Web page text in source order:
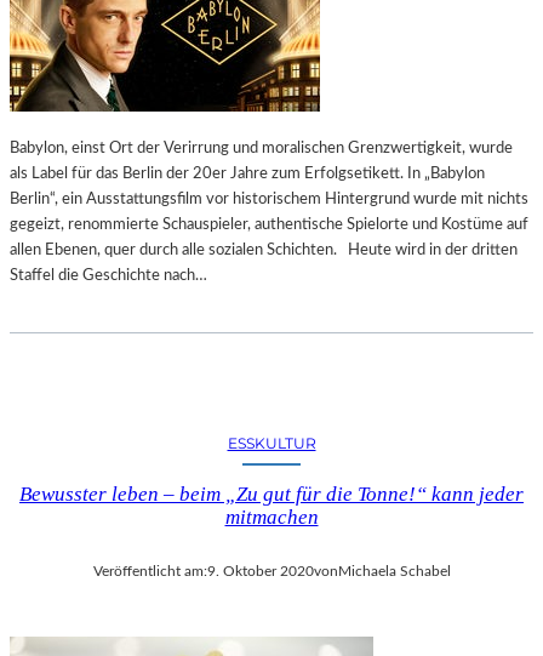
Babylon, einst Ort der Verirrung und moralischen Grenzwertigkeit, wurde
als Label für das Berlin der 20er Jahre zum Erfolgsetikett. In „Babylon
Berlin“, ein Ausstattungsfilm vor historischem Hintergrund wurde mit nichts
gegeizt, renommierte Schauspieler, authentische Spielorte und Kostüme auf
allen Ebenen, quer durch alle sozialen Schichten. Heute wird in der dritten
Staffel die Geschichte nach…
ESSKULTUR
Bewusster leben – beim „Zu gut für die Tonne!“ kann jeder
mitmachen
Veröffentlicht am:9. Oktober 2020vonMichaela Schabel